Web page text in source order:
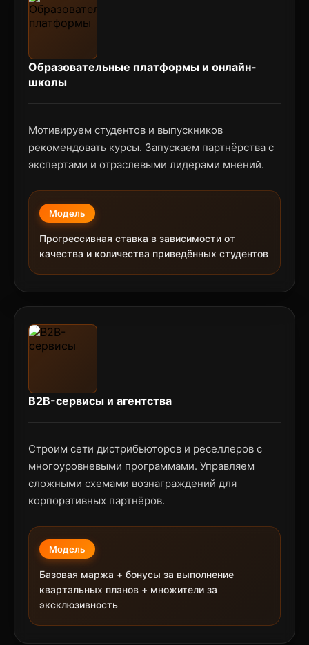
Образовательные платформы и онлайн-
школы
Мотивируем студентов и выпускников
рекомендовать курсы. Запускаем партнёрства с
экспертами и отраслевыми лидерами мнений.
Модель
Прогрессивная ставка в зависимости от
качества и количества приведённых студентов
B2B-сервисы и агентства
Строим сети дистрибьюторов и реселлеров с
многоуровневыми программами. Управляем
сложными схемами вознаграждений для
корпоративных партнёров.
Модель
Базовая маржа + бонусы за выполнение
квартальных планов + множители за
эксклюзивность